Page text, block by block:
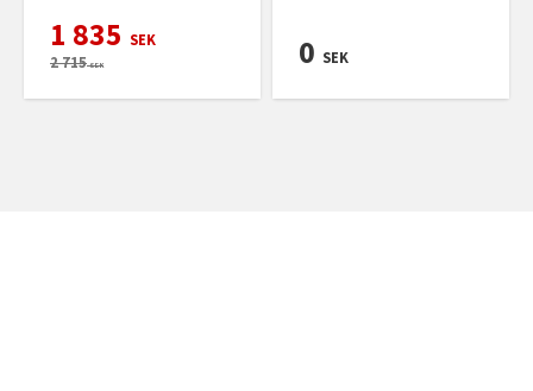
1 835 SEK
2 715SEK 0 SEK